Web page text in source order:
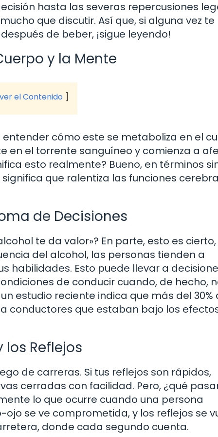
hasta las severas repercusiones
que discutir. Así que, si alguna vez te
de beber, ¡sigue leyendo!
y la Mente
el Contenido
cómo este se metaboliza en el
en el torrente sanguíneo y comienza a
esto realmente? Bueno, en términos
que ralentiza las funciones
de Decisiones
te da valor»? En parte, esto es
del alcohol, las personas tienden a
habilidades. Esto puede llevar a
de conducir cuando, de hecho,
estudio reciente indica que más del 30%
conductores que estaban bajo los
Reflejos
de carreras. Si tus reflejos son rápidos,
cerradas con facilidad. Pero, ¿qué
lo que ocurre cuando una persona
se ve comprometida, y los reflejos se
donde cada segundo cuenta.